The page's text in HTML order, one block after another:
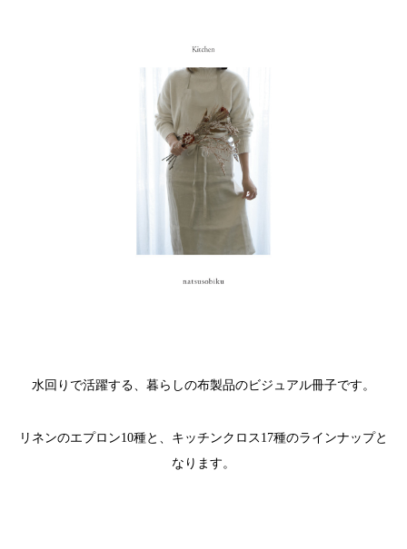
水回りで活躍する、暮らしの布製品のビジュアル冊子です。
リネンのエプロン10種と、キッチンクロス17種のラインナップと
なります。